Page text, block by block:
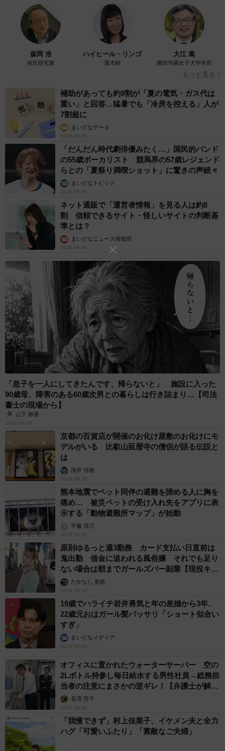
までですか？（提供画像）
一方、許容できる年齢差については、「5歳差まで」
（36.6％）「10歳差まで」（35.3％）で全体の71.9％を占
め、「10歳」が一つの明確なボーダーラインとなっている
に対し、男性は「5歳差まで」が42.7%で最多となりまし
た。男性の「5歳差まで」が最も多い背景には、結婚や将来
のライフステージを見すえ、より身近な年齢差で、価値観
や生活習慣が共有しやすいパートナーシップを望む堅実な
傾向がうかがえます。
7/11
あなたが「恋愛や結婚の対象としてアリ」と思える年齢差はどれくらい
までですか？（提供画像）
8/11
逆に「ここからナシ」と思う年齢差はどのくらいですか？（提供画像）
「ここからナシ」と思う年齢差については、「10歳以上か
ら」（32.5%）、「15歳以上から」（26.3%）が多く、10
～15歳がボーダーラインといえそうです。
成功の鍵は「清潔感」と「配慮」
9/11
年上からのアプローチで「アリだな」と思う条件は？（複数選択可）
（提供画像）
年上からのアプローチで好印象を持てる条件として、「清
潔感がある」（74.8％）「趣味や価値観が合う」
（63.1％）「相手の気持ちを尊重してくれる」（59.7％）
森岡 浩
姓氏研究家
ハイヒール・リンゴ
漫才師
大江 篤
園田学園女子大学学長
もっと見る
補助があっても約9割が「夏の電気・ガス代は
重い」と回答…猛暑でも「冷房を控える」人が
7割超に
まいどなデータ
2026.08.08
「だんだん時代劇俳優みたく…」国民的バンド
の55歳ボーカリスト 競馬界の57歳レジェンド
らとの「夏祭り満喫ショット」に驚きの声続々
まいどなトピック
2026.08.08
ネット通販で「運営者情報」を見る人は約8
割 信頼できるサイト・怪しいサイトの判断基
準とは？
まいどなニュース情報部
2026.08.08
「息子を一人にしてきたんです、帰らないと」 施設に入った
90歳母、障害のある60歳次男との暮らしは行き詰まり…【司法
書士の現場から】
山下 静香
2026.08.08
京都の百貨店が開催のお化け屋敷のお化けにモ
デルがいる 比叡山延暦寺の僧侶が語る伝説と
は
浅井 佳穂
2026.08.08
熊本地震でペット同伴の避難を諦める人に胸を
痛め… 被災ペットの受け入れ先をアプリに表
示する「動物避難所マップ」が始動
平藤 清刀
2026.08.08
原則ゆるっと週3勤務 カード支払い日直前は
鬼出勤 借金に追われる風俗嬢 それでも足り
ない場合は朝までガールズバー副業【現役キャ
ストに取材】
たかなし 亜妖
2026.08.08
19歳でハライチ岩井勇気と年の差婚から3年、
22歳元おはガール髪バッサリ「ショート似合い
すぎ」
まいどなメディア
2026.08.08
オフィスに置かれたウォーターサーバー 空の
2Lボトル持参し毎日給水する男性社員→総務担
当者の注意にまさかの逆ギレ！【弁護士が解
説】長澤 芳子
2026.08.08
「我慢できず」村上佳菜子、イケメン夫と全力
ハグ「可愛いふたり」「素敵なご夫婦」